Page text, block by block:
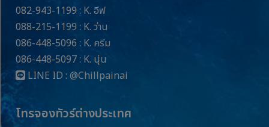
082-943-1199 : K. อีฟ
088-215-1199 : K. ว่าน
086-448-5096 : K. ครีม
086-448-5097 : K. นุ่น
LINE ID : @Chillpainai
โทรจองทัวร์ต่างประเทศ